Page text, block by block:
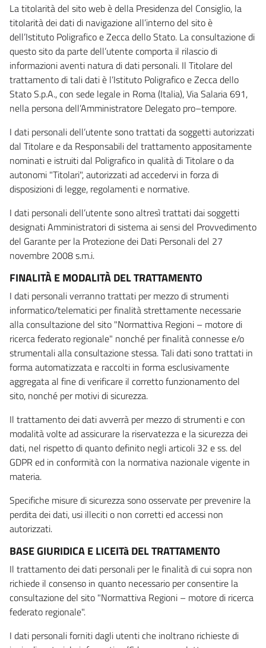
La titolarità del sito web è della Presidenza del Consiglio, la
titolarità dei dati di navigazione all’interno del sito è
dell’Istituto Poligrafico e Zecca dello Stato. La consultazione di
questo sito da parte dell’utente comporta il rilascio di
informazioni aventi natura di dati personali. Il Titolare del
trattamento di tali dati è l’Istituto Poligrafico e Zecca dello
Stato S.p.A., con sede legale in Roma (Italia), Via Salaria 691,
nella persona dell’Amministratore Delegato pro–tempore.
I dati personali dell’utente sono trattati da soggetti autorizzati
dal Titolare e da Responsabili del trattamento appositamente
nominati e istruiti dal Poligrafico in qualità di Titolare o da
autonomi "Titolari", autorizzati ad accedervi in forza di
disposizioni di legge, regolamenti e normative.
I dati personali dell’utente sono altresì trattati dai soggetti
designati Amministratori di sistema ai sensi del Provvedimento
del Garante per la Protezione dei Dati Personali del 27
novembre 2008 s.m.i.
FINALITÀ E MODALITÀ DEL TRATTAMENTO
I dati personali verranno trattati per mezzo di strumenti
informatico/telematici per finalità strettamente necessarie
alla consultazione del sito "Normattiva Regioni – motore di
ricerca federato regionale" nonché per finalità connesse e/o
strumentali alla consultazione stessa. Tali dati sono trattati in
forma automatizzata e raccolti in forma esclusivamente
aggregata al fine di verificare il corretto funzionamento del
sito, nonché per motivi di sicurezza.
Il trattamento dei dati avverrà per mezzo di strumenti e con
modalità volte ad assicurare la riservatezza e la sicurezza dei
dati, nel rispetto di quanto definito negli articoli 32 e ss. del
GDPR ed in conformità con la normativa nazionale vigente in
materia.
Specifiche misure di sicurezza sono osservate per prevenire la
perdita dei dati, usi illeciti o non corretti ed accessi non
autorizzati.
BASE GIURIDICA E LICEITà DEL TRATTAMENTO
Il trattamento dei dati personali per le finalità di cui sopra non
richiede il consenso in quanto necessario per consentire la
consultazione del sito "Normattiva Regioni – motore di ricerca
federato regionale".
I dati personali forniti dagli utenti che inoltrano richieste di